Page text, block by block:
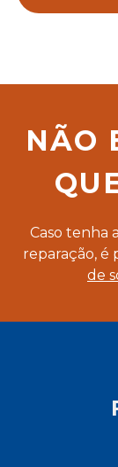
NÃO
Caso tenha
reparação, é
de